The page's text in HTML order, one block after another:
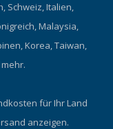
Schweiz, Italien,
Malaysia,
Korea, Taiwan,
für Ihr Land
anzeigen.